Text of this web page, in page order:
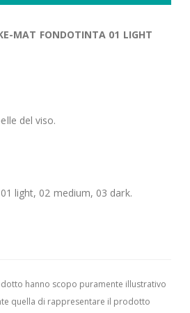
MAT FONDOTINTA 01 LIGHT
del viso.
light, 02 medium, 03 dark.
hanno scopo puramente illustrativo
quella di rappresentare il prodotto